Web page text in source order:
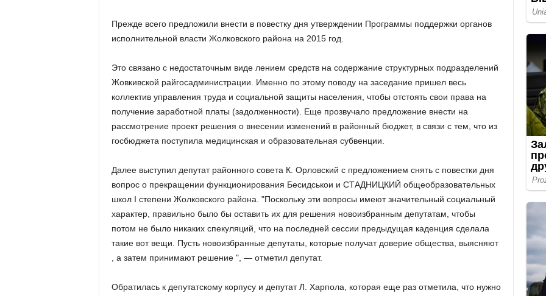
Прежде всего предложили внести в повестку дня утверждении Программы поддержки органов
исполнительной власти Жолковского района на 2015 год.
Это связано с недостаточным виде лением средств на содержание структурных подразделений
Жовкивской райгосадминистрации. Именно по этому поводу на заседание пришел весь
коллектив управления труда и социальной защиты населения, чтобы отстоять свои права на
получение заработной платы (задолженности). Еще прозвучало предложение внести на
рассмотрение проект решения о внесении изменений в районный бюджет, в связи с тем, что из
госбюджета поступила медицинская и образовательная субвенции.
Далее выступил депутат районного совета К. Орловский с предложением снять с повестки дня
вопрос о прекращении функционирования Бесидськои и СТАДНИЦКИЙ общеобразовательных
школ I степени Жолковского района. "Поскольку эти вопросы имеют значительный социальный
характер, правильно было бы оставить их для решения новоизбранным депутатам, чтобы
потом не было никаких спекуляций, что на последней сессии предыдущая каденция сделала
такие вот вещи. Пусть новоизбранные депутаты, которые получат доверие общества, выясняют
, а затем принимают решение ", — отметил депутат.
Обратилась к депутатскому корпусу и депутат Л. Харпола, которая еще раз отметила, что нужно